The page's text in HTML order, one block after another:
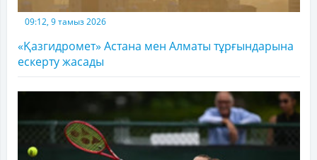
09:12, 9 тамыз 2026
«Қазгидромет» Астана мен Алматы тұрғындарына
ескерту жасады